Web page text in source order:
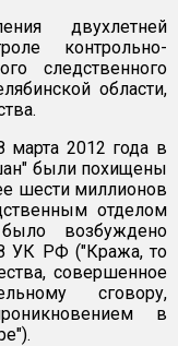
двухлетней
контрольно-
следственного
области,
марта 2012 года в
были похищены
шести миллионов
отделом
возбуждено
УК РФ ("Кража, то
совершенное
сговору,
в